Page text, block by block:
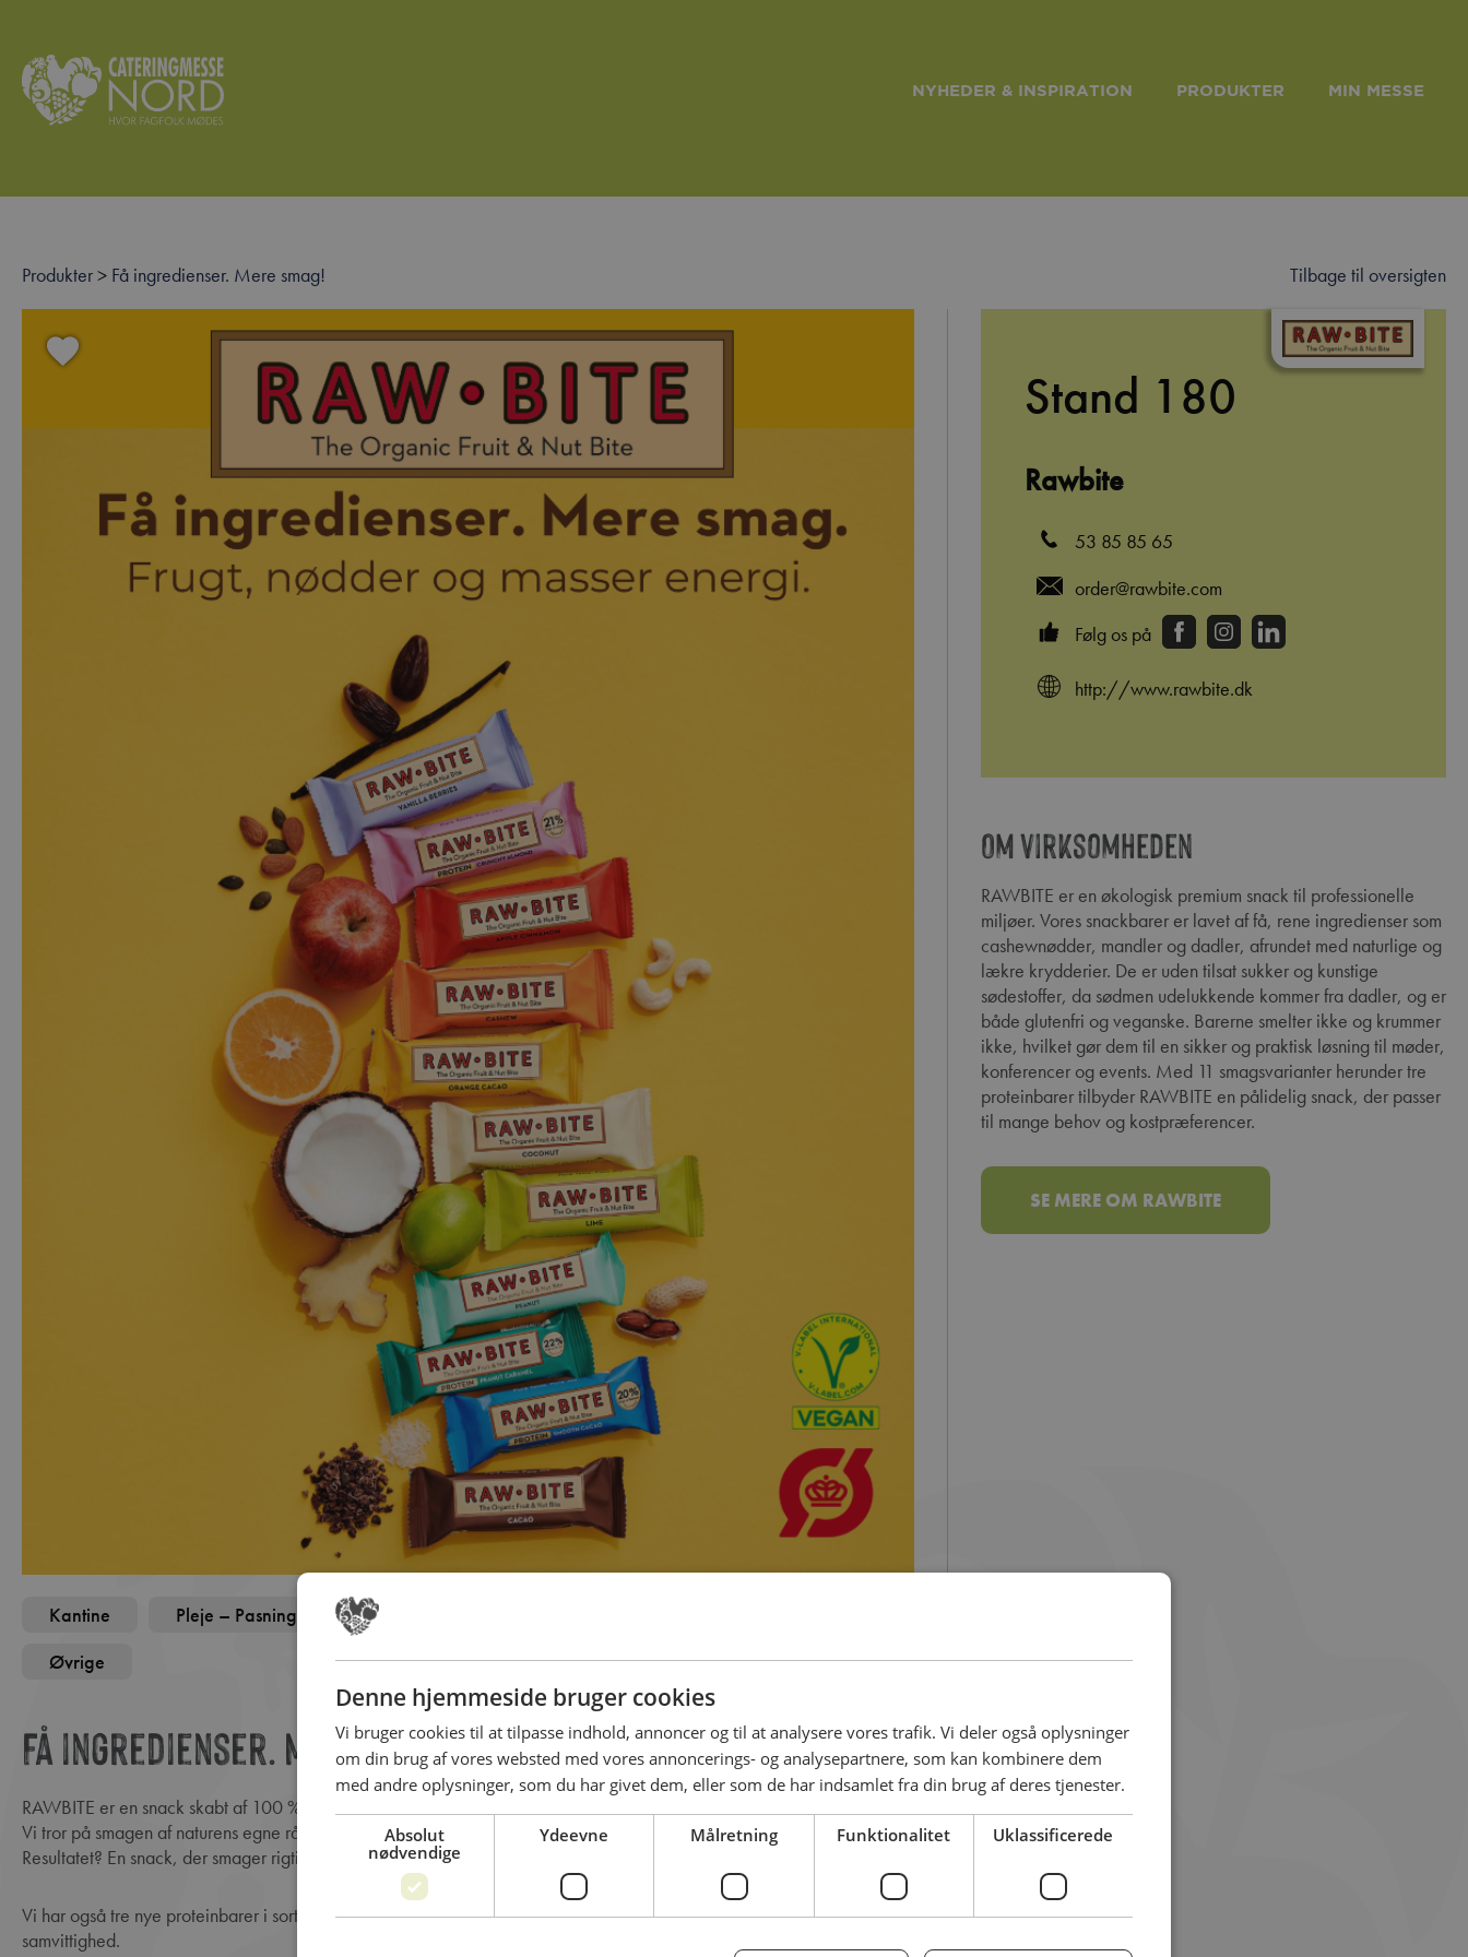
NYHEDER & INSPIRATION PRODUKTER MIN MESSE
Produkter> Få ingredienser. Mere smag! Tilbage til oversigten
Kantine Pleje – Pasning – Offentlige
Øvrige
Få ingredienser. Mere smag!
RAWBITE er en snack skabt af 100 % økologiske, plantebaserede ingredienser som frugt og nødder.
Vi tror på smagen af naturens egne råvarer uden tilsætningsstoffer og uden tilsat sukker.
Resultatet? En snack, der smager rigtig godt og kan nydes med god samvittighed.
Vi har også tre nye proteinbarer i sortimentet helt uden tilsat sukker og sødestoffer, som kan nydes med god
samvittighed.
Stand 180
Rawbite
53 85 85 65
order@rawbite.com
Følg os på
http://www.rawbite.dk
Om virksomheden
RAWBITE er en økologisk premium snack til professionelle
miljøer. Vores snackbarer er lavet af få, rene ingredienser som
cashewnødder, mandler og dadler, afrundet med naturlige og
lækre krydderier. De er uden tilsat sukker og kunstige
sødestoffer, da sødmen udelukkende kommer fra dadler, og er
både glutenfri og veganske. Barerne smelter ikke og krummer
ikke, hvilket gør dem til en sikker og praktisk løsning til møder,
konferencer og events. Med 11 smagsvarianter herunder tre
proteinbarer tilbyder RAWBITE en pålidelig snack, der passer
til mange behov og kostpræferencer.
SE MERE OM RAWBITE
Denne hjemmeside bruger cookies
Vi bruger cookies til at tilpasse indhold, annoncer og til at analysere vores trafik. Vi deler også oplysninger
om din brug af vores websted med vores annoncerings- og analysepartnere, som kan kombinere dem
med andre oplysninger, som du har givet dem, eller som de har indsamlet fra din brug af deres tjenester.
Absolut
nødvendige
Ydeevne Målretning Funktionalitet Uklassificerede